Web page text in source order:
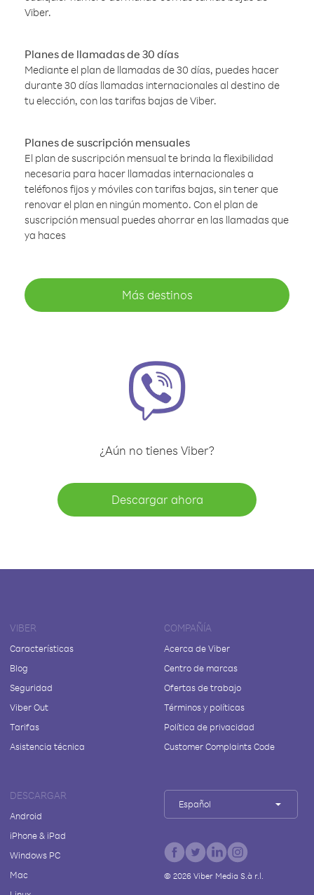
Viber.
Planes de llamadas de 30 días
Mediante el plan de llamadas de 30 días, puedes hacer
durante 30 días llamadas internacionales al destino de
tu elección, con las tarifas bajas de Viber.
Planes de suscripción mensuales
El plan de suscripción mensual te brinda la flexibilidad
necesaria para hacer llamadas internacionales a
teléfonos fijos y móviles con tarifas bajas, sin tener que
renovar el plan en ningún momento. Con el plan de
suscripción mensual puedes ahorrar en las llamadas que
ya haces
Más destinos
¿Aún no tienes Viber?
Descargar ahora
VIBER
Características
Blog
Seguridad
Viber Out
Tarifas
Asistencia técnica
COMPAÑÍA
Acerca de Viber
Centro de marcas
Ofertas de trabajo
Términos y políticas
Política de privacidad
Customer Complaints Code
DESCARGAR
Android
iPhone & iPad
Windows PC
Mac
Español
© 2026Viber Media S.à r.l.